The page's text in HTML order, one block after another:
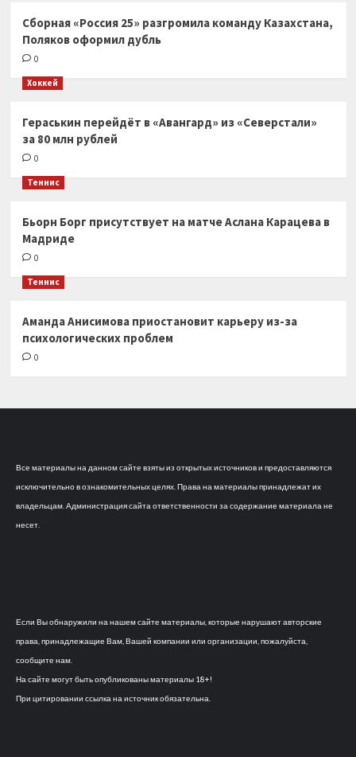
Сборная «Россия 25» разгромила команду Казахстана,
Поляков оформил дубль
0
Хоккей
Гераськин перейдёт в «Авангард» из «Северстали»
за 80 млн рублей
0
Теннис
Бьорн Борг присутствует на матче Аслана Карацева в
Мадриде
0
Теннис
Аманда Анисимова приостановит карьеру из-за
психологических проблем
0
Все материалы на данном сайте взяты из открытых источников и предоставляются
исключительно в ознакомительных целях. Права на материалы принадлежат их
владельцам. Администрация сайта ответственности за содержание материала не
несет.
Если Вы обнаружили на нашем сайте материалы, которые нарушают авторские
права, принадлежащие Вам, Вашей компании или организации, пожалуйста,
сообщите нам.
На сайте могут быть опубликованы материалы 18+!
При цитировании ссылка на источник обязательна.